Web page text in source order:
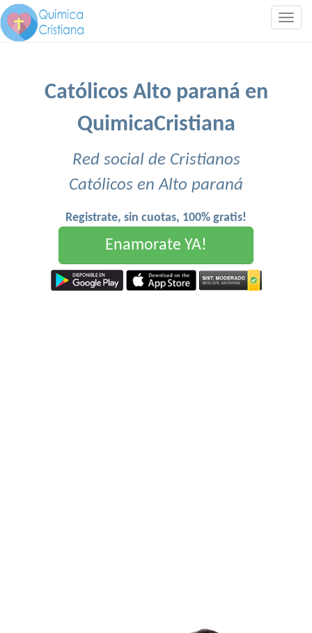
Católicos Alto paraná en
QuimicaCristiana
Red social de Cristianos
Católicos en Alto paraná
Registrate, sin cuotas, 100% gratis!
Enamorate YA!